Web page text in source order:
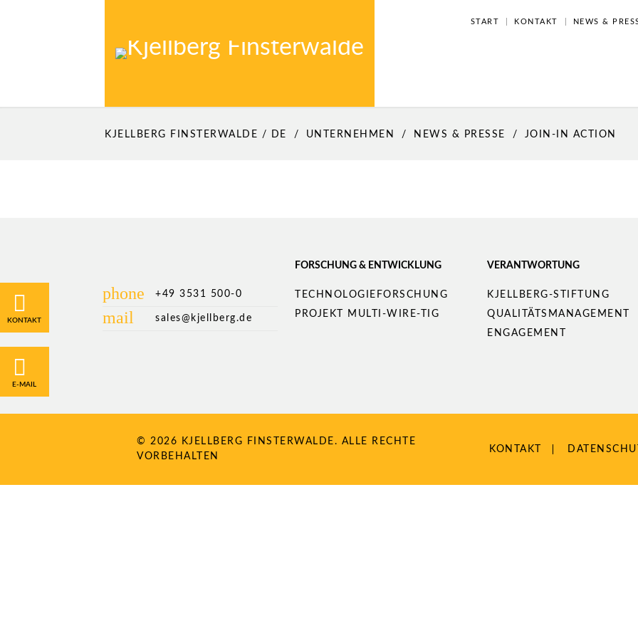
NAVIGATION
START KONTAKT NEWS &
KJELLBERG FINSTERWALDE / DE UNTERNEHMEN NEWS & PRESSE JOIN-IN ACTION
phone +49 3531 500-0
mail sales@kjellberg.de
FORSCHUNG & ENTWICKLUNG
Navigation
überspringen
TECHNOLOGIEFORSCHUNG
PROJEKT MULTI-WIRE-TIG
VERANTWORTUNG
Navigation
überspringen
KJELLBERG-STIFTUNG
QUALITÄTS­MANAGEMENT
ENGAGEMENT
© 2026 KJELLBERG FINSTERWALDE. ALLE RECHTE
VORBEHALTEN
NAVIGATION
KONTAKT
KONTAKT
E-MAIL